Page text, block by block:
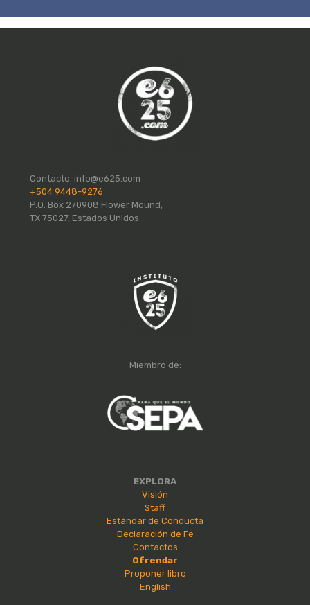
Contacto: info@e625.com
+504 9448-9276
P.O. Box 270908 Flower Mound,
TX 75027, Estados Unidos
Miembro de:
EXPLORA
Visión
Staff
Estándar de Conducta
Declaración de Fe
Contactos
Ofrendar
Proponer libro
English